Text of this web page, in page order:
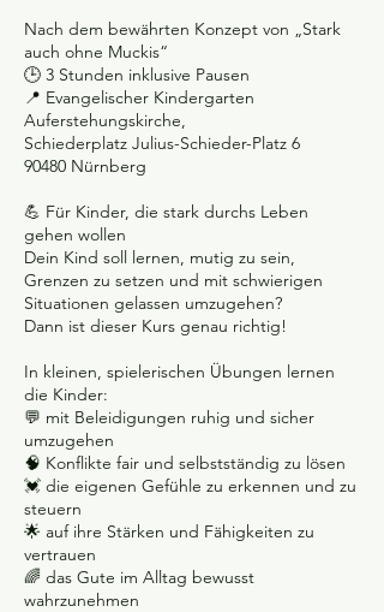
Nach dem bewährten Konzept von „Stark
auch ohne Muckis“
🕒 3 Stunden inklusive Pausen
📍 Evangelischer Kindergarten
Auferstehungskirche,
Schiederplatz Julius-Schieder-Platz 6
90480 Nürnberg
💪 Für Kinder, die stark durchs Leben
gehen wollen
Dein Kind soll lernen, mutig zu sein,
Grenzen zu setzen und mit schwierigen
Situationen gelassen umzugehen?
Dann ist dieser Kurs genau richtig!
In kleinen, spielerischen Übungen lernen
die Kinder:
💬 mit Beleidigungen ruhig und sicher
umzugehen
🧠 Konflikte fair und selbstständig zu lösen
💓 die eigenen Gefühle zu erkennen und zu
steuern
🌟 auf ihre Stärken und Fähigkeiten zu
vertrauen
🌈 das Gute im Alltag bewusst
wahrzunehmen